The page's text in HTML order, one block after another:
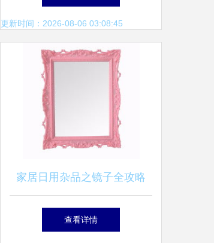
更新时间：2026-08-06 03:08:45
家居日用杂品之镜子全攻略
价格、批发、厂家与选购大全
查看详情